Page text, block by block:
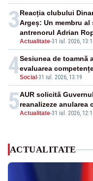
3
Actualitate-31 iul. 2026,
Reacția clubului
Argeș: Un membru
antrenorul Adrian
4Social -31 iul. 2026, 13:19
Sesiunea de toamnă
evaluarea
5Actualitate-31 iul. 2026,
AUR solicită
reanalizeze anularea
ACTUALITATE